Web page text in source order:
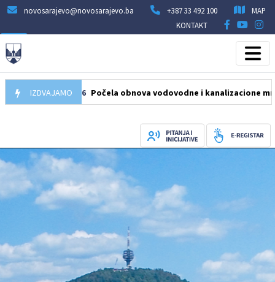
novosarajevo@novosarajevo.ba +387 33 492 100
MAP
KONTAKT
IZDVAJAMO
05.08.2026 Počela obnova vodovodne i kanalizacione mreže u ulici